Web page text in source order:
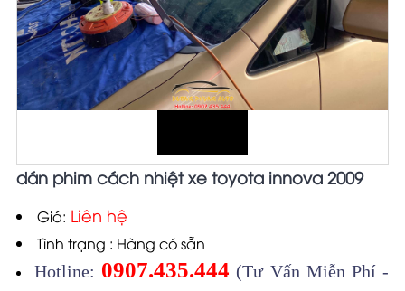
dán phim cách nhiệt xe toyota innova 2009
Giá: Liên hệ
Tình trạng : Hàng có sẵn
Hotline: 0907.435.444 (Tư Vấn Miễn Phí -